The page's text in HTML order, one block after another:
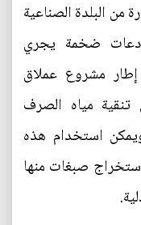
من البلدة الصناعية
ضخمة يجري
مشروع عملاق
تنقية مياه الصرف
استخدام هذه
صبغات منها